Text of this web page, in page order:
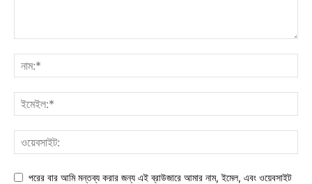
পরের বার আমি মন্তব্য করার জন্য এই ব্রাউজারে আমার নাম, ইমেল, এবং ওয়েবসাইট